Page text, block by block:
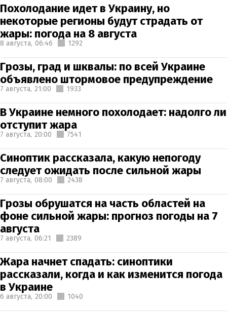
Похолодание идет в Украину, но
некоторые регионы будут страдать от
жары: погода на 8 августа
8 августа, 06:46 1292
Грозы, град и шквалы: по всей Украине
объявлено штормовое предупреждение
7 августа, 21:00 1933
В Украине немного похолодает: надолго ли
отступит жара
7 августа, 20:00 7541
Синоптик рассказала, какую непогоду
следует ожидать после сильной жары
7 августа, 08:00 2438
Грозы обрушатся на часть областей на
фоне сильной жары: прогноз погоды на 7
августа
7 августа, 06:21 2389
Жара начнет спадать: синоптики
рассказали, когда и как изменится погода
в Украине
6 августа, 20:00 1040